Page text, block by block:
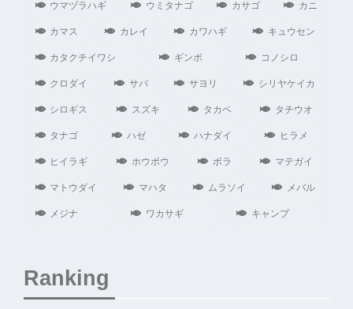
ウマヅラハギ ウミタナゴ カサゴ カニ
カマス カレイ カワハギ キュウセン
カタクチイワシ ギンポ コノシロ
クロダイ サバ サヨリ シリヤケイカ
シロギス スズキ タカベ タチウオ
タナゴ ハゼ ハナダイ ヒラメ
ヒイラギ ホウボウ ボラ マテガイ
マトウダイ マハタ ムラソイ メバル
メジナ ワカサギ キャンプ
Ranking